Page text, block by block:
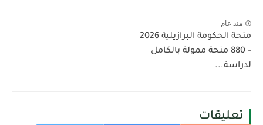
منذ عام
منحة الحكومة البرازيلية 2026
– 880 منحة ممولة بالكامل
لدراسة...
تعليقات